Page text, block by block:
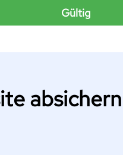
Gültig
absichern